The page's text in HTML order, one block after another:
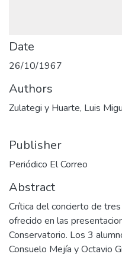
Date
26/10/1967
Authors
Zulategi y Huarte, Luis
Publisher
Periódico El Correo
Abstract
Crítica del concierto de
ofrecido en las
Conservatorio. Los 3
Consuelo Mejía y Octavio